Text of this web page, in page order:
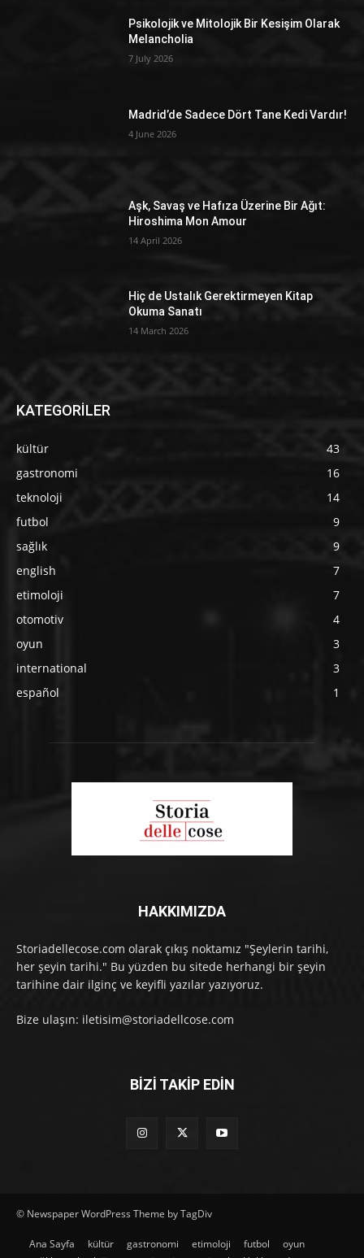
Psikolojik ve Mitolojik Bir Kesişim Olarak
Melancholia
7 July 2026
Madrid’de Sadece Dört Tane Kedi Vardır!
4 June 2026
Aşk, Savaş ve Hafıza Üzerine Bir Ağıt:
Hiroshima Mon Amour
14 April 2026
Hiç de Ustalık Gerektirmeyen Kitap
Okuma Sanatı
14 March 2026
KATEGORİLER
kültür
43
gastronomi
16
teknoloji
14
futbol
9
sağlık
9
english
7
etimoloji
7
otomotiv
4
oyun
3
international
3
español
1
HAKKIMIZDA
Storiadellecose.com olarak çıkış noktamız "Şeylerin tarihi,
her şeyin tarihi." Bu yüzden bu sitede herhangi bir şeyin
tarihine dair ilginç ve keyifli yazılar yazıyoruz.
Bize ulaşın: iletisim@storiadellcose.com
BİZİ TAKİP EDİN
© Newspaper WordPress Theme by TagDiv
Ana Sayfa kültür gastronomi etimoloji futbol
oyun